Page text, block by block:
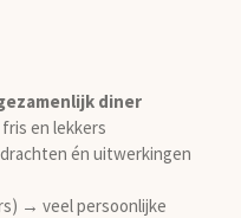
diner
en lekkers
én uitwerkingen
→ veel persoonlijke